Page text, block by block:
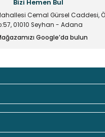
TL
AHD Bullet Kamera
sitelerden daha pahalı.
farklı alternatifler olmalı.
Gönder
Bizi Hemen Bul
Cemal Gürsel Caddesi,
01010 Seyhan - Adana
Google’da bulun